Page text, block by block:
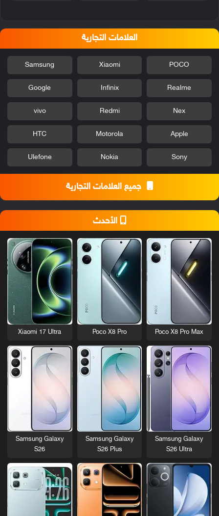
العلامات التجارية
POCO
Xiaomi
Samsung
Realme
Infinix
Google
Nex
Redmi
vivo
Apple
Motorola
HTC
Sony
Nokia
Ulefone
جميع العلامات التجارية
الأحدث
Poco X8 Pro Max
Poco X8 Pro
Xiaomi 17 Ultra
Samsung Galaxy
S26 Ultra
Samsung Galaxy
S26 Plus
Samsung Galaxy
S26